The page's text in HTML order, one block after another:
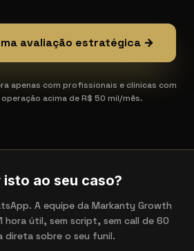
avaliação estratégica →
apenas com profissionais e clínicas com
acima de R$ 50 mil/mês.
ao seu caso?
A equipe da Markanty Growth
hora útil, sem script, sem call de 60
direta sobre o seu funil.